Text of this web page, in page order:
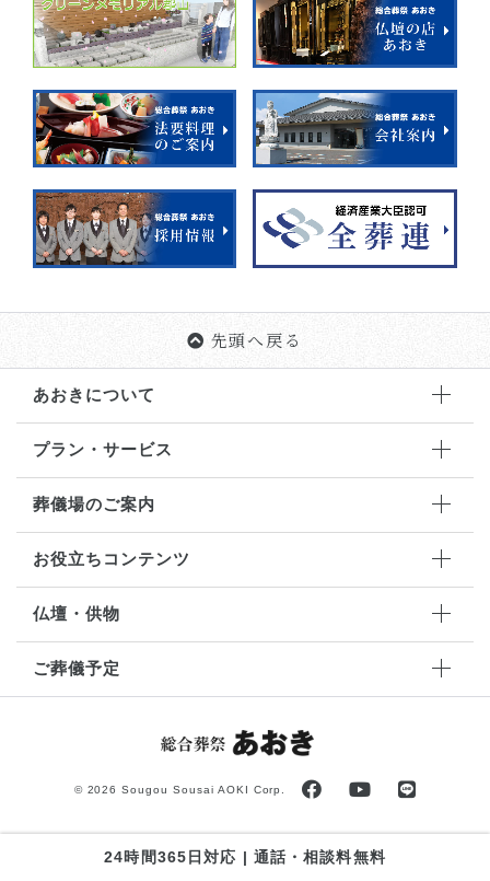
先頭へ戻る
あおきについて
プラン・サービス
葬儀場のご案内
お役立ちコンテンツ
仏壇・供物
ご葬儀予定
© 2026 Sougou Sousai AOKI Corp.
24時間365日対応 | 通話・相談料無料